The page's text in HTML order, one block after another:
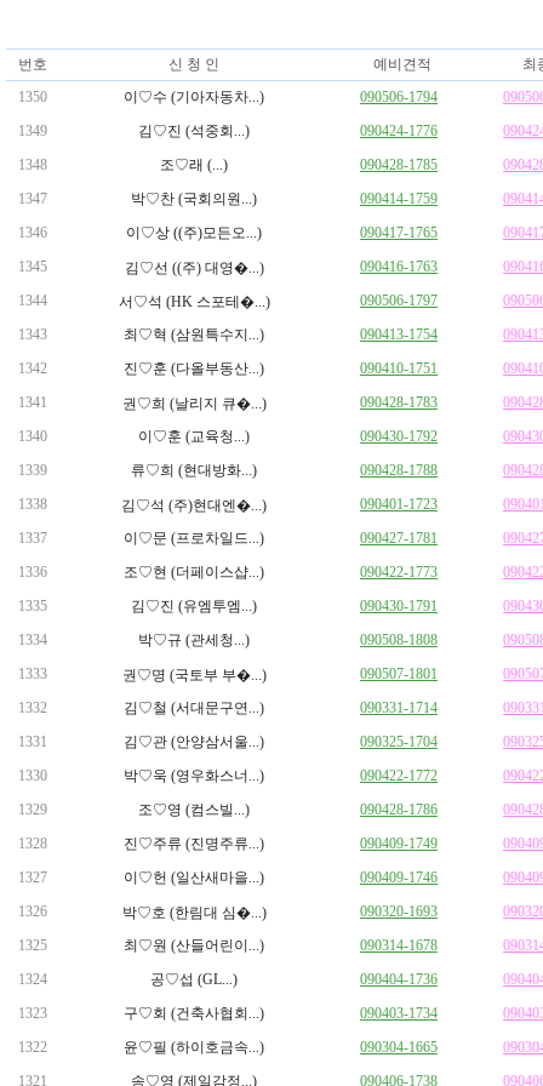
번호 신 청 인 예비견적
최
1350
이♡수 (기아자동차...) 090506-1794
1349
김♡진 (석중회...) 090424-1776
1348
조♡래 (...) 090428-1785
1347
박♡찬 (국회의원...) 090414-1759
1346
이♡상 ((주)모든오...) 090417-1765
1345
김♡선 ((주) 대영�...) 090416-1763
1344
서♡석 (HK 스포테�...) 090506-1797
1343
최♡혁 (삼원특수지...) 090413-1754
1342
진♡훈 (다올부동산...) 090410-1751
1341
권♡희 (날리지 큐�...) 090428-1783
1340
이♡훈 (교육청...) 090430-1792
1339
류♡희 (현대방화...) 090428-1788
1338
김♡석 (주)현대엔�...) 090401-1723
1337
이♡문 (프로차일드...) 090427-1781
1336
조♡현 (더페이스샵...) 090422-1773
1335
김♡진 (유엠투엠...) 090430-1791
1334
박♡규 (관세청...) 090508-1808
1333
권♡명 (국토부 부�...) 090507-1801
1332
김♡철 (서대문구연...) 090331-1714
1331
김♡관 (안양삼서울...) 090325-1704
1330
박♡욱 (영우화스너...) 090422-1772
1329
조♡영 (컴스빌...) 090428-1786
1328
진♡주류 (진명주류...) 090409-1749
1327
이♡헌 (일산새마을...) 090409-1746
1326
박♡호 (한림대 심�...) 090320-1693
1325
최♡원 (산들어린이...) 090314-1678
1324
공♡섭 (GL...) 090404-1736
1323
구♡회 (건축사협회...) 090403-1734
1322
윤♡필 (하이호금속...) 090304-1665
1321
송♡영 (제일감정...) 090406-1738